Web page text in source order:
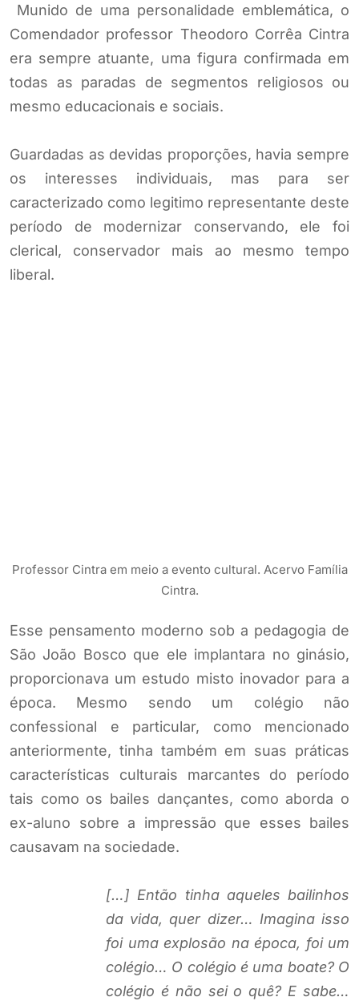
Munido de uma personalidade emblemática, o
Comendador professor Theodoro Corrêa Cintra
era sempre atuante, uma figura confirmada em
todas as paradas de segmentos religiosos ou
mesmo educacionais e sociais.
Guardadas as devidas proporções, havia sempre
os interesses individuais, mas para ser
caracterizado como legitimo representante deste
período de modernizar conservando, ele foi
clerical, conservador mais ao mesmo tempo
liberal.
Professor Cintra em meio a evento cultural. Acervo Família
Cintra.
Esse pensamento moderno sob a pedagogia de
São João Bosco que ele implantara no ginásio,
proporcionava um estudo misto inovador para a
época. Mesmo sendo um colégio não
confessional e particular, como mencionado
anteriormente, tinha também em suas práticas
características culturais marcantes do período
tais como os bailes dançantes, como aborda o
ex-aluno sobre a impressão que esses bailes
causavam na sociedade.
[…] Então tinha aqueles bailinhos
da vida, quer dizer… Imagina isso
foi uma explosão na época, foi um
colégio… O colégio é uma boate? O
colégio é não sei o quê? E sabe…